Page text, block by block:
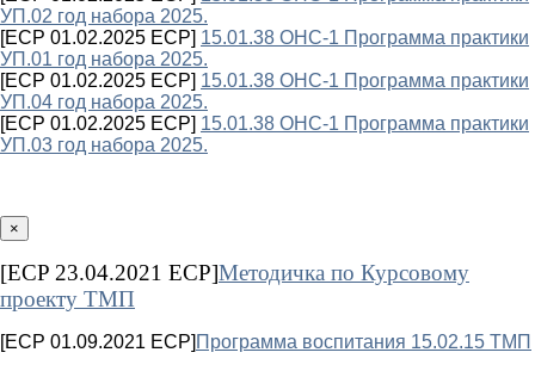
УП.02 год набора 2025.
[ECP 01.02.2025 ECP] 15.01.38 ОНС-1 Программа практики
УП.01 год набора 2025.
[ECP 01.02.2025 ECP] 15.01.38 ОНС-1 Программа практики
УП.04 год набора 2025.
[ECP 01.02.2025 ECP] 15.01.38 ОНС-1 Программа практики
УП.03 год набора 2025.
×
[ECP 23.04.2021 ECP]Методичка по Курсовому
проекту ТМП
[ECP 01.09.2021 ECP] Программа воспитания 15.02.15 ТМП